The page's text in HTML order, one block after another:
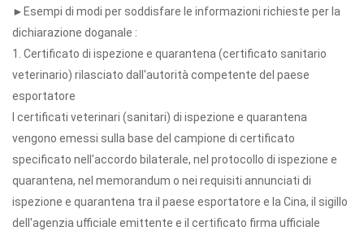
►Esempi di modi per soddisfare le informazioni richieste per la
dichiarazione doganale :
1. Certificato di ispezione e quarantena (certificato sanitario
veterinario) rilasciato dall'autorità competente del paese
esportatore
I certificati veterinari (sanitari) di ispezione e quarantena
vengono emessi sulla base del campione di certificato
specificato nell'accordo bilaterale, nel protocollo di ispezione e
quarantena, nel memorandum o nei requisiti annunciati di
ispezione e quarantena tra il paese esportatore e la Cina, il sigillo
dell'agenzia ufficiale emittente e il certificato firma ufficiale